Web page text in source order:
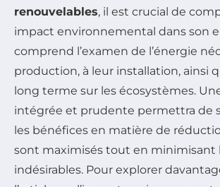
renouvelables, il est crucial de
impact environnemental dans son
comprend l’examen de l’énergie
production, à leur installation, ainsi
long terme sur les écosystèmes.
intégrée et prudente permettra de
les bénéfices en matière de
sont maximisés tout en minimisant
indésirables. Pour explorer